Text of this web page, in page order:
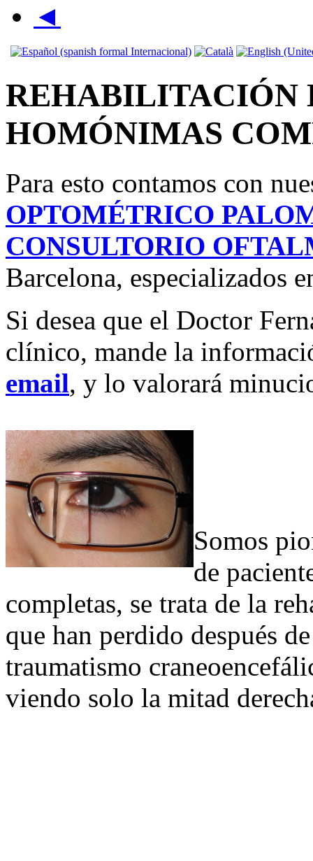
◄
REHABILITACIÓN
HOMÓNIMAS
Para esto contamos con
OPTOMÉTRICO
CONSULTORIO
Barcelona, especializados
Si desea que el Doctor
clínico, mande la
email, y lo valorará
Somos
de
completas, se trata de la
que han perdido después
traumatismo
viendo solo la mitad